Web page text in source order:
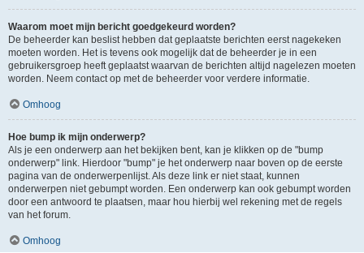
Waarom moet mijn bericht goedgekeurd worden?
De beheerder kan beslist hebben dat geplaatste berichten eerst nagekeken
moeten worden. Het is tevens ook mogelijk dat de beheerder je in een
gebruikersgroep heeft geplaatst waarvan de berichten altijd nagelezen moeten
worden. Neem contact op met de beheerder voor verdere informatie.
Omhoog
Hoe bump ik mijn onderwerp?
Als je een onderwerp aan het bekijken bent, kan je klikken op de "bump
onderwerp" link. Hierdoor "bump" je het onderwerp naar boven op de eerste
pagina van de onderwerpenlijst. Als deze link er niet staat, kunnen
onderwerpen niet gebumpt worden. Een onderwerp kan ook gebumpt worden
door een antwoord te plaatsen, maar hou hierbij wel rekening met de regels
van het forum.
Omhoog